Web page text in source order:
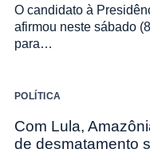
O candidato à
afirmou neste sábado
para…
POLÍTICA
Com Lula,
de desmatamento